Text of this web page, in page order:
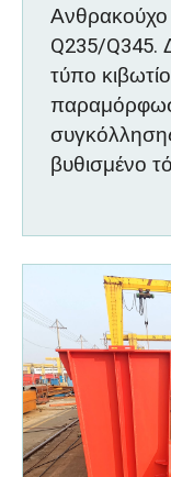
Q235/Q345.
τύπο
βυθισμένο